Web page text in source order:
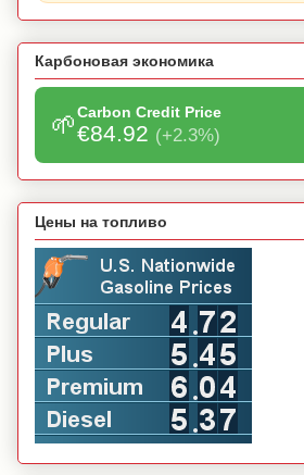
Карбоновая экономика
🌱Carbon Credit Price
€84.92 (+2.3%)
Цены на топливо